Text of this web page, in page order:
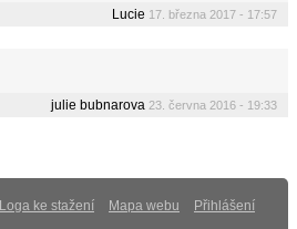
Lucie 17. března 2017 - 17:57
julie bubnarova 23. června 2016 - 19:33
Loga ke stažení Mapa webu Přihlášení